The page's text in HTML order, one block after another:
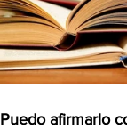
Puedo afirmarlo